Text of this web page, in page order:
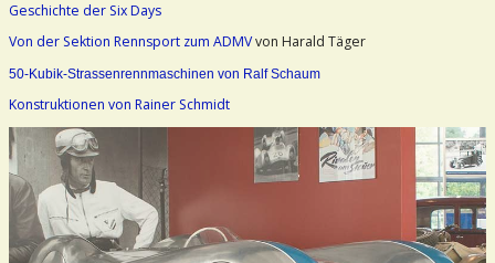
Geschichte der Six Days
Von der Sektion Rennsport zum ADMVvon Harald Täger
50-Kubik-Strassenrennmaschinen von Ralf Schaum
Konstruktionen von Rainer Schmidt